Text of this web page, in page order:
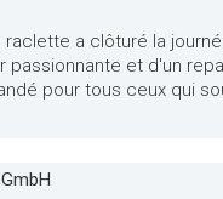
raclette a clôturé la
passionnante et d'un
pour tous ceux qui